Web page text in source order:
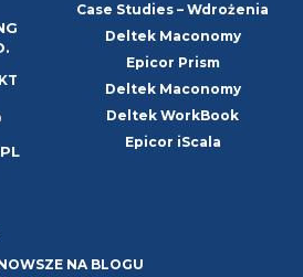
Case Studies – Wdrożenia
Deltek Maconomy
Epicor Prism
Deltek Maconomy
Deltek WorkBook
Epicor iScala
NA BLOGU